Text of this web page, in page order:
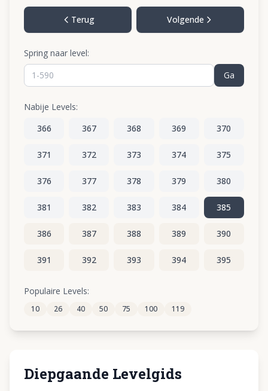
Terug Volgende
Spring naar level:
Ga
Nabije Levels:
366
367 368 369 370
371 372 373 374 375
376 377 378 379 380
381 382 383 384 385
386 387 388 389 390
391 392 393 394 395
396 397
401 402 403 404
Populaire Levels:
10 26 40 50 75 100 119
Diepgaande Levelgids